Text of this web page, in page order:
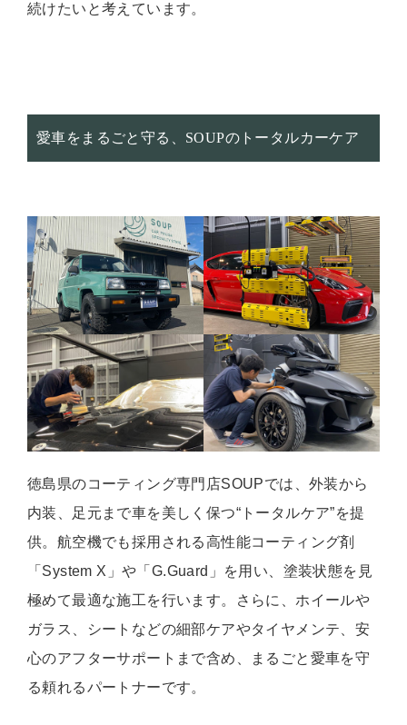
続けたいと考えています。
愛車をまるごと守る、SOUPのトータルカーケア
徳島県のコーティング専門店SOUPでは、外装から
内装、足元まで車を美しく保つ“トータルケア”を提
供。航空機でも採用される高性能コーティング剤
「System X」や「G.Guard」を用い、塗装状態を見
極めて最適な施工を行います。さらに、ホイールや
ガラス、シートなどの細部ケアやタイヤメンテ、安
心のアフターサポートまで含め、まるごと愛車を守
る頼れるパートナーです。